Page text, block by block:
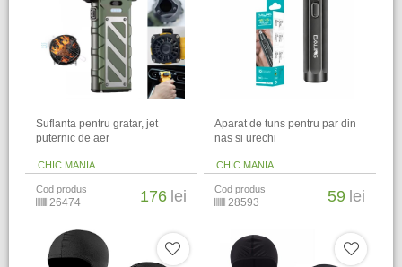
Suflanta pentru gratar, jet
puternic de aer
CHIC MANIA
Cod produs
26474 176 lei
Aparat de tuns pentru par din
nas si urechi
CHIC MANIA
Cod produs
28593 59 lei